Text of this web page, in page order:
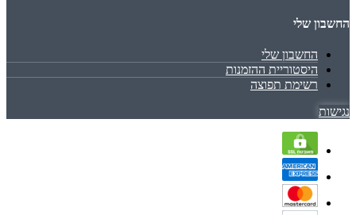
החשבון שלי
החשבון שלי
היסטוריית ההזמנות
רשימת תפוצה
נגישות